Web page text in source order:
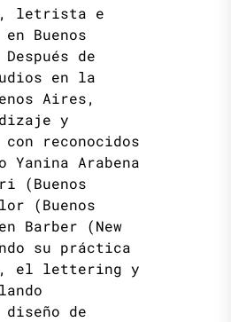
letrista e
Buenos
de
en la
Aires,
y
reconocidos
Yanina Arabena
(Buenos
(Buenos
Barber (New
su práctica
el lettering y
de